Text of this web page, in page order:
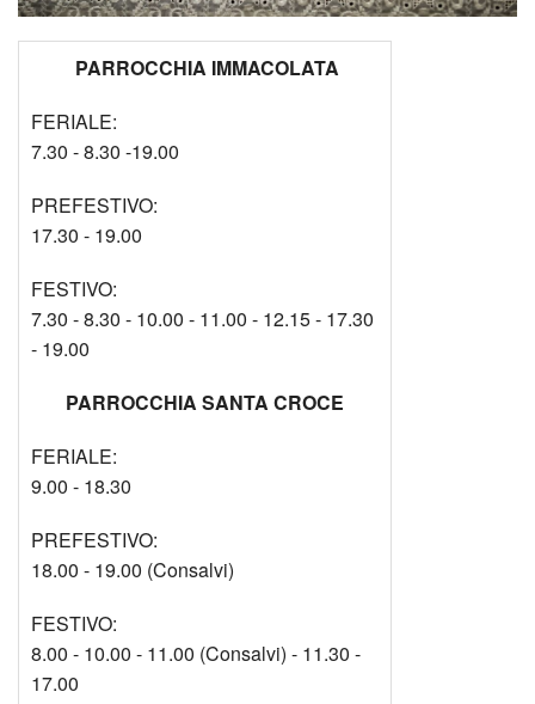
PARROCCHIA IMMACOLATA
FERIALE:
7.30 - 8.30 -19.00
PREFESTIVO:
17.30 - 19.00
FESTIVO:
7.30 - 8.30 - 10.00 - 11.00 - 12.15 - 17.30
- 19.00
PARROCCHIA SANTA CROCE
FERIALE:
9.00 - 18.30
PREFESTIVO:
18.00 - 19.00 (Consalvi)
FESTIVO:
8.00 - 10.00 - 11.00 (Consalvi) - 11.30 -
17.00